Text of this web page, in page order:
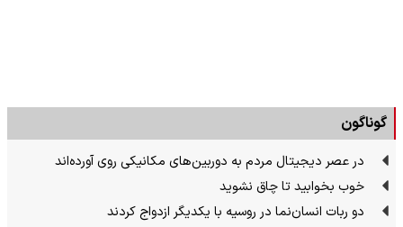
گوناگون
در عصر دیجیتال مردم به دوربین‌های مکانیکی روی آورده‌اند
خوب بخوابید تا چاق نشوید
دو ربات انسان‌نما در روسیه با یکدیگر ازدواج کردند